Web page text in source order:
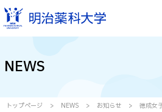
学部学科・大学院
NEWS
トップページ NEWS お知らせ 徳成女